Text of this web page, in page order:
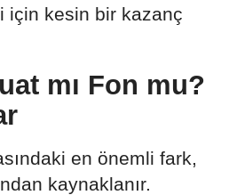
için kesin bir kazanç
mı Fon mu?
en önemli fark,
kaynaklanır.